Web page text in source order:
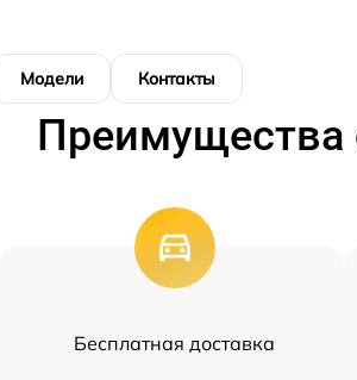
Модели Контакты
Преимущества
Бесплатная доставка